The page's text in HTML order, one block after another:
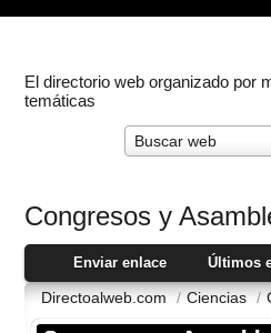
El directorio web organizado por
temáticas
Buscar web
Congresos y
Enviar enlace Últimos
Directoalweb.com / Ciencias /